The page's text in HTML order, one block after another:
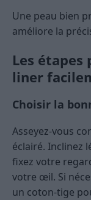
Une peau bien
améliore la
Les
liner
Choisir la
Asseyez-vous
éclairé. Inclinez
fixez votre
votre œil. Si
un coton-tige